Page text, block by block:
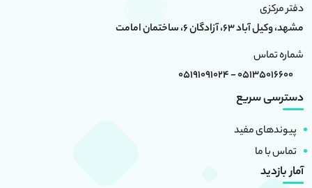
دفتر مرکزی
مشهد، وکیل آباد 63، آزادگان 6، ساختمان امامت
شماره تماس
05135016600 - 05191091024
دسترسی سریع
پیوندهای مفید
تماس با ما
آمار بازدید